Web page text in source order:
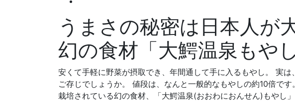
うまさの秘密は日本人が
幻の食材「大鰐温泉もやし
安くて手軽に野菜が摂取でき、年間通して手に入るもやし。 実
ご存じでしょうか。 値段は、なんと一般的なもやしの約10倍で
栽培されている幻の食材、「大鰐温泉(おおわにおんせん) もやし